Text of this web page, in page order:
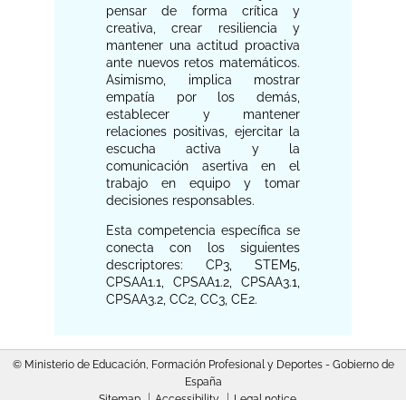
pensar de forma crítica y
creativa, crear resiliencia y
mantener una actitud proactiva
ante nuevos retos matemáticos.
Asimismo, implica mostrar
empatía por los demás,
establecer y mantener
relaciones positivas, ejercitar la
escucha activa y la
comunicación asertiva en el
trabajo en equipo y tomar
decisiones responsables.
Esta competencia específica se
conecta con los siguientes
descriptores: CP3, STEM5,
CPSAA1.1, CPSAA1.2, CPSAA3.1,
CPSAA3.2, CC2, CC3, CE2.
© Ministerio de Educación, Formación Profesional y Deportes - Gobierno de
España